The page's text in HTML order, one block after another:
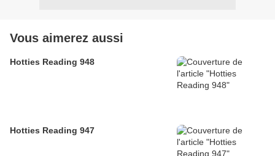
Vous aimerez aussi
Hotties Reading 948
Hotties Reading 947